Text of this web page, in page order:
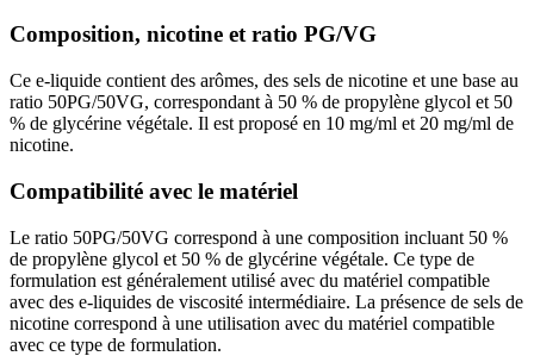
Composition, nicotine et ratio PG/VG
Ce e-liquide contient des arômes, des sels de nicotine et une base au
ratio 50PG/50VG, correspondant à 50 % de propylène glycol et 50
% de glycérine végétale. Il est proposé en 10 mg/ml et 20 mg/ml de
nicotine.
Compatibilité avec le matériel
Le ratio 50PG/50VG correspond à une composition incluant 50 %
de propylène glycol et 50 % de glycérine végétale. Ce type de
formulation est généralement utilisé avec du matériel compatible
avec des e-liquides de viscosité intermédiaire. La présence de sels de
nicotine correspond à une utilisation avec du matériel compatible
avec ce type de formulation.